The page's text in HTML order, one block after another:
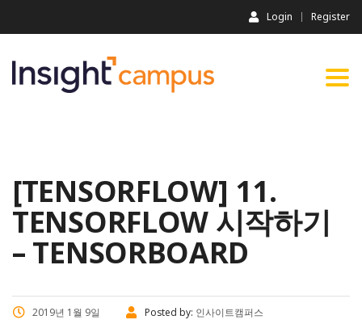
Login Register
[TENSORFLOW] 11.
TENSORFLOW 시작하기
– TENSORBOARD
2019년 1월 9일 Posted by: 인사이트캠퍼스